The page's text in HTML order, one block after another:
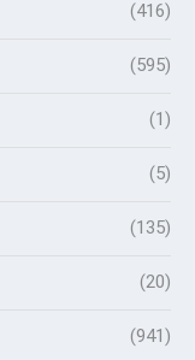
(416)
(595)
(1)
(5)
(135)
(20)
(941)